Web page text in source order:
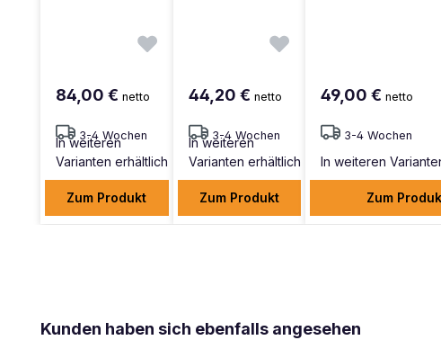
84,00 € netto
3-4 Wochen
In weiteren
Varianten erhältlich
Zum Produkt
44,20 € netto
3-4 Wochen
In weiteren
Varianten erhältlich
Zum Produkt
49,00 €netto
3-4 Wochen
In weiteren
Zum
Produktgalerie überspringen
Kunden haben sich ebenfalls angesehen